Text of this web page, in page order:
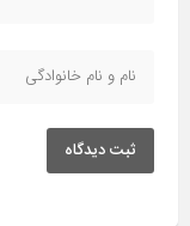
ثبت دیدگاه